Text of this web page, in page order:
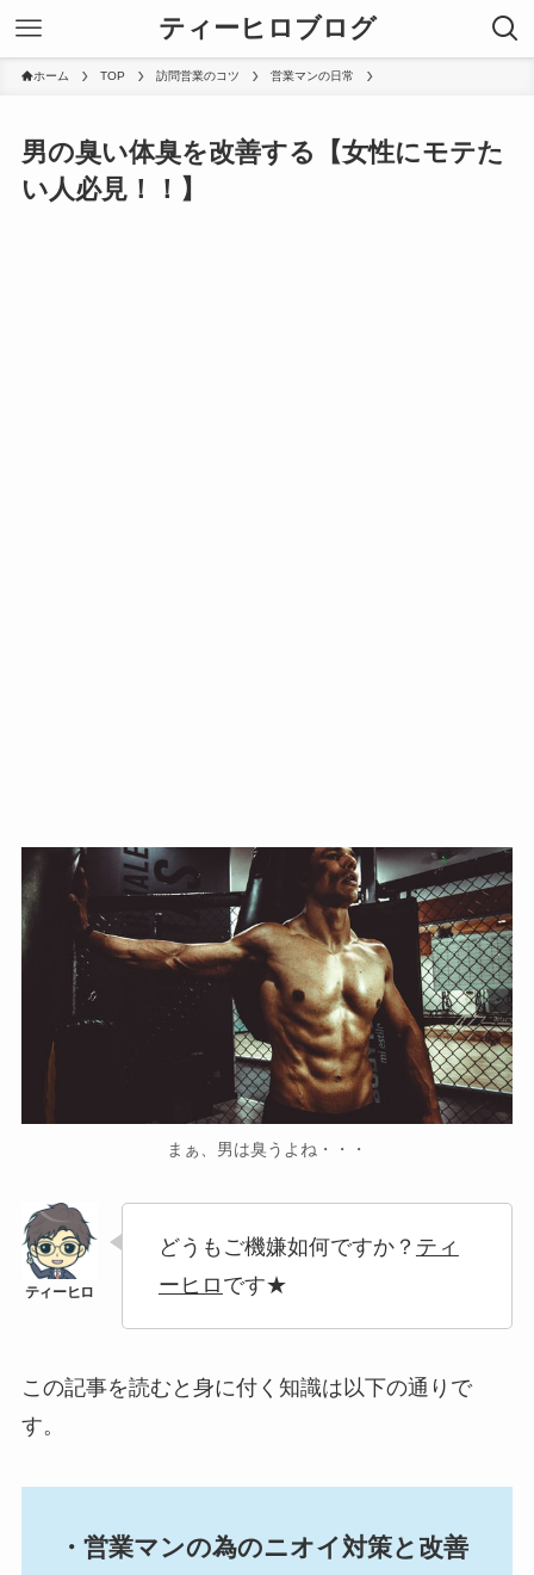
ティーヒロブログ
ホーム TOP 訪問営業のコツ 営業マンの日常
男の臭い体臭を改善する【女性にモテた
い人必見！！】
まぁ、男は臭うよね・・・
どうもご機嫌如何ですか？ ティ
ーヒロ です★
この記事を読むと身に付く知識は以下の通りで
す。
・営業マンの為のニオイ対策と改善